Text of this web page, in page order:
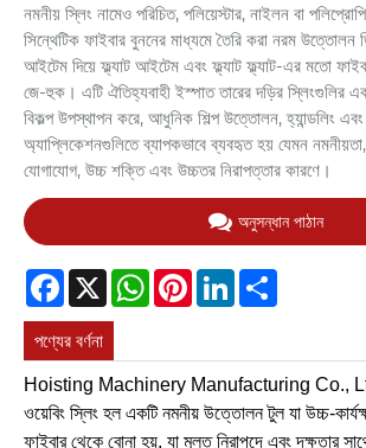
নমনীয় স্লিং নামেও পরিচিত, পলিয়েস্টার, নাইলন বা
সিন্থেটিক ফাইবার বুননের মাধ্যমে তৈরি করা নরম উত্তোলন
আইটেম দিয়ে ফ্ল্যাট আইটেম এবং ফ্ল্যাট ফ্ল্যাট-এর মতো
জে-হুক। এটি ঐতিহ্যবাহী ইস্পাত তারের দড়ির স্লিংগুলির
বিকল্প উপস্থাপন করে, আধুনিক শিল্প উত্তোলন, হ্যান্ডলিং এবং
অ্যাপ্লিকেশনগুলিতে ব্যাপকভাবে ব্যবহৃত হয় যেমন
যোগাযোগ, উচ্চ শক্তি এবং উচ্চতর নিরাপত্তার কারণে।
অনুসন্ধান পাঠান
Facebook
X WhatsApp
PinterestLinkedIn
পণ্যের বর্ণনা
Hoisting Machinery Manufacturing Co., Ltd.
ওয়েবিং স্লিং হল একটি নমনীয় উত্তোলন টুল যা উচ্চ-
ফাইবার থেকে বোনা হয়, যা মূলত নিরাপদে এবং দক্ষতার